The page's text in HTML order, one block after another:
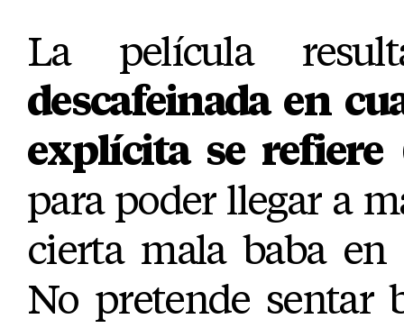
La película
descafeinada en
explícita se refiere
para poder llegar a
cierta mala baba en
No pretende sentar